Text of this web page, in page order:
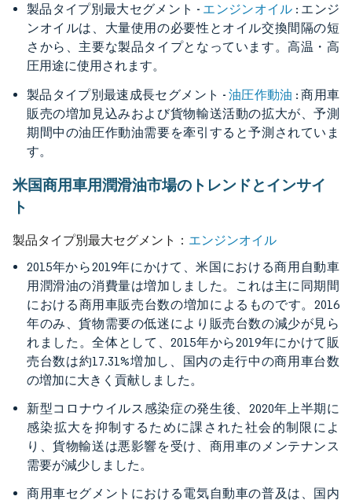
製品タイプ別最大セグメント - エンジンオイル : エンジ
ンオイルは、大量使用の必要性とオイル交換間隔の短
さから、主要な製品タイプとなっています。高温・高
圧用途に使用されます。
製品タイプ別最速成長セグメント - 油圧作動油 : 商用車
販売の増加見込みおよび貨物輸送活動の拡大が、予測
期間中の油圧作動油需要を牽引すると予測されていま
す。
米国商用車用潤滑油市場のトレンドとインサイ
ト
製品タイプ別最大セグメント： エンジンオイル
2015年から2019年にかけて、米国における商用自動車
用潤滑油の消費量は増加しました。これは主に同期間
における商用車販売台数の増加によるものです。2016
年のみ、貨物需要の低迷により販売台数の減少が見ら
れました。全体として、2015年から2019年にかけて販
売台数は約17.31%増加し、国内の走行中の商用車台数
の増加に大きく貢献しました。
新型コロナウイルス感染症の発生後、2020年上半期に
感染拡大を抑制するために課された社会的制限によ
り、貨物輸送は悪影響を受け、商用車のメンテナンス
需要が減少しました。
商用車セグメントにおける電気自動車の普及は、国内